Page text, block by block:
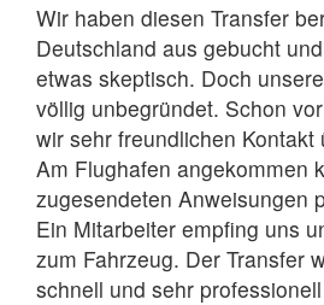
Wir haben diesen Transfer
Deutschland aus gebucht
etwas skeptisch. Doch
völlig unbegründet. Schon
wir sehr freundlichen Kontakt
Am Flughafen angekommen
zugesendeten Anweisungen
Ein Mitarbeiter empfing uns
zum Fahrzeug. Der Transfer
schnell und sehr